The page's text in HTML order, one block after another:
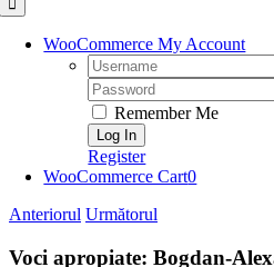
WooCommerce My Account
Username:
Password:
Remember Me
Register
WooCommerce Cart0
Anteriorul Următorul
Voci apropiate: Bogdan-